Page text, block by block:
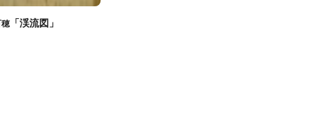
「渓流図」